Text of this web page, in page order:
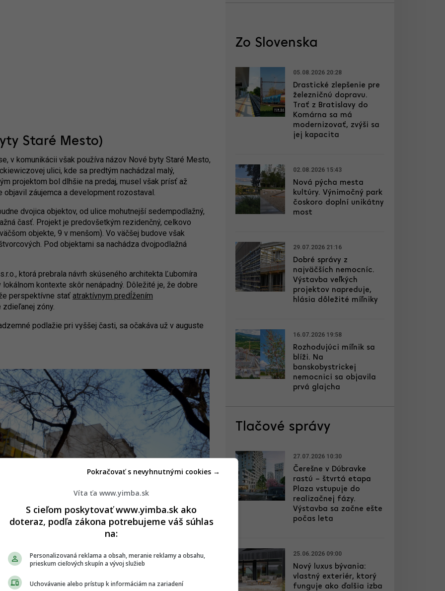
Staré Mesto)
v komunikácii však používa názov Nové byty Staré Mesto,
ulici, kde sa predtým nachádzal malý,
projektom bol dlhšie na predaj, musel však prísť až
záujemca a development rozostaval.
dvojica objektov, od ulice mohutnejší sedempodlažný,
časť. Projekt je predovšetkým rezidenčný, celkovo
objekte, 9 v menšom). Vo väčšej budove však
Pod objektami sa nachádza dvojpodlažná
ktorá prebrala návrh skúseného architekta Ľubomíra
kontexte skôr nenápadný. Dôležité je, že dobre
perspektívne stať atraktívnym predĺžením
zóny.
podlažie pri vyššej časti, sa očakáva už v auguste
Zo Slovenska
05.08.2026 20:28
Drastické zlepšenie pre
železničnú dopravu.
Trať z Bratislavy do
Komárna sa má
modernizovať, zvýši sa
jej kapacita
02.08.2026 15:43
Nová pýcha mesta
kultúry. Výnimočný park
čoskoro doplní unikátny
most
29.07.2026 21:16
Dobré správy z
najväčších nemocníc.
Výstavba veľkých
projektov napreduje,
hlásia dôležité míľniky
16.07.2026 19:58
Rozhodujúci míľnik sa
blíži. Na
banskobystrickej
nemocnici sa objavila
prvá glajcha
Tlačové správy
27.07.2026 10:30
Čerešne v Dúbravke
rastú – štvrtá etapa
Plaza vstupuje do
realizačnej fázy.
Výstavba sa začne ešte
počas leta
25.06.2026 09:00
Nový luxus bývania:
vlastný exteriér, ktorý
funguje ako ďalšia izba
Víta ťa www.yimba.sk
S cieľom poskytovať www.yimba.sk ako
doteraz, podľa zákona potrebujeme váš súhlas
na:
Personalizovaná reklama a obsah, meranie reklamy a obsahu,
prieskum cieľových skupín a vývoj služieb
Uchovávanie alebo prístup k informáciám na zariadení
Pokračovať s nevyhnutnými cookies →